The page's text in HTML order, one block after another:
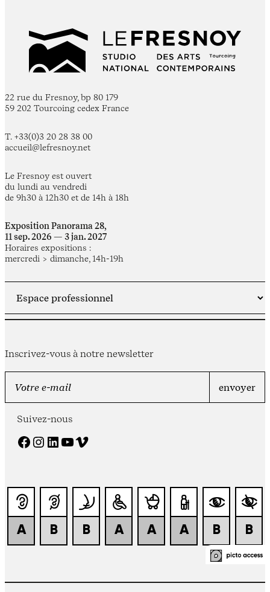
22 rue du Fresnoy, bp 80 179
59 202 Tourcoing cedex France
T. +33(0)3 20 28 38 00
accueil@lefresnoy.net
Le Fresnoy est ouvert
du lundi au vendredi
de 9h30 à 12h30 et de 14h à 18h
Exposition Panorama 28,
11 sep. 2026 — 3 jan. 2027
Horaires expositions :
mercredi > dimanche, 14h-19h
Inscrivez-vous à notre newsletter
Suivez-nous
Facebook Instagram LinkedIn YouTube Vimeo